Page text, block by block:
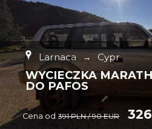
Larnaca → Cypr
WYCIECZKA
DO PAFOS
Cena od 391 PLN / 90 EUR